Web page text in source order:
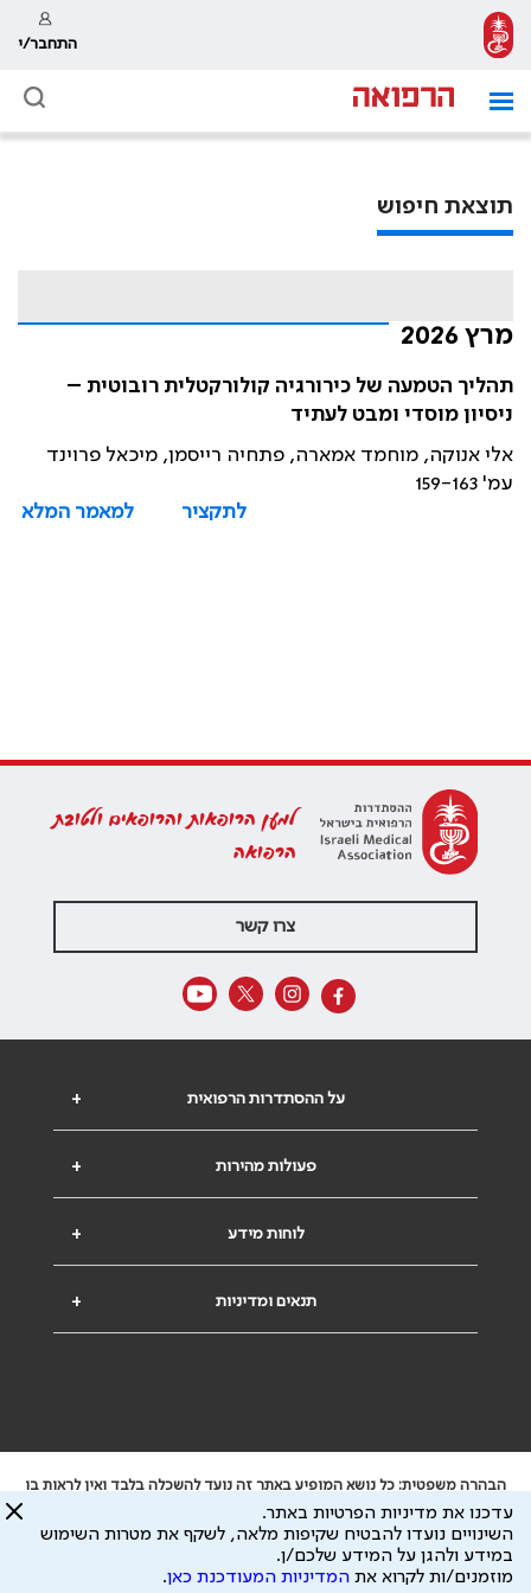
התחבר/י
תוצאת חיפוש
מרץ 2026
תהליך הטמעה של כירורגיה קולורקטלית רובוטית –
ניסיון מוסדי ומבט לעתיד
אלי אנוקה, מוחמד אמארה, פתחיה רייסמן, מיכאל פרוינד
עמ' 159-163
לתקציר
למאמר המלא
למען הרופאות והרופאים ולטובת
הרפואה
צרו קשר
+ על ההסתדרות הרפואית
+ פעולות מהירות
+ לוחות מידע
+ תנאים ומדיניות
הבהרה משפטית: כל נושא המופיע באתר זה נועד להשכלה בלבד ואין לראות בו
ייעוץ רפואי או משפטי. אין הר"י אחראית לתוכן המתפרסם באתר זה ולכל נזק
שעלול להיגרם.
ידוע לי שהר"י אוספת ושומרת מידע אישי לצורך מתן השרות וכי חלק ממנו עשוי
להיות מועבר לצדדים שלישיים, הכל בכפוף למדיניות הפרטיות
עדכנו את מדיניות הפרטיות באתר.
השינויים נועדו להבטיח שקיפות מלאה, לשקף את מטרות השימוש
במידע ולהגן על המידע שלכם/ן.
מוזמנים/ות לקרוא את המדיניות המעודכנת כאן.